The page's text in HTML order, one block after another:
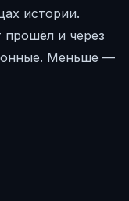
истории.
прошёл и через
Меньше —